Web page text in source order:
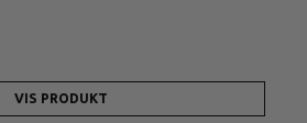
VIS PRODUKT